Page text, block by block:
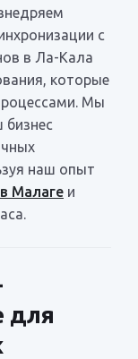
с
в Ла-Кала
которые
Мы
бизнес
наш опыт
Малаге и
для